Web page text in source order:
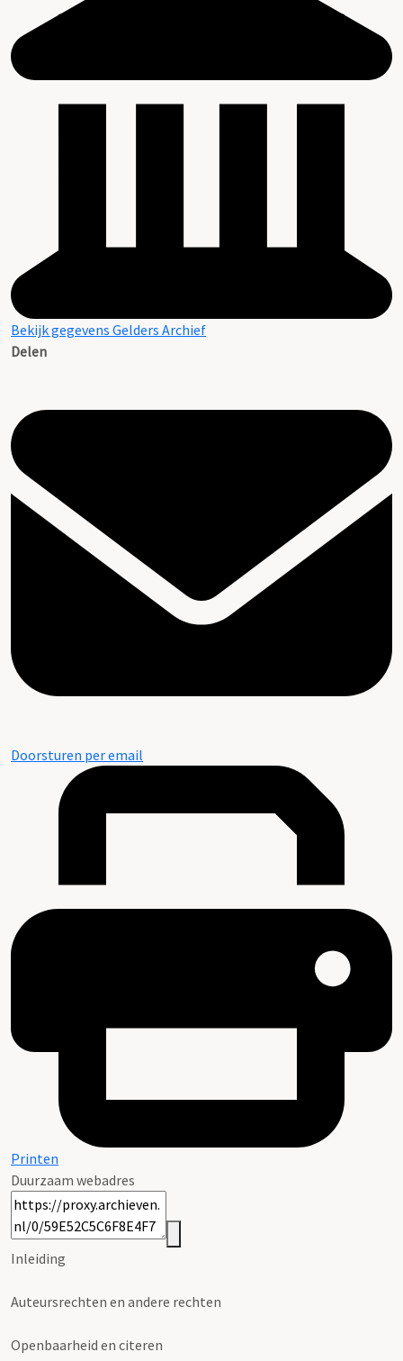
Bekijk gegevens Gelders Archief
Delen
Doorsturen per email
Printen
Duurzaam webadres
Inleiding
Auteursrechten en andere rechten
Openbaarheid en citeren